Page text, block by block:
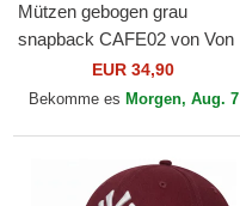
Mützen gebogen grau
snapback CAFE02 von Von
EUR 34,90
Bekomme es Morgen, Aug. 7